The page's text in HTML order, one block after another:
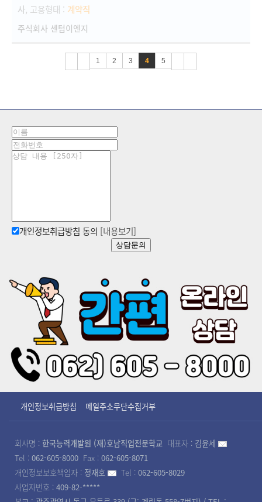
사, 고용형태 : 계약직
주식회사 센텀이엔지
1 2 3 4 5
개인정보취급방침 동의 [내용보기]
상담문의
개인정보취급방침 메일주소무단수집거부
회사명 : 한국능력개발원 (재)호남직업전문학교 대표자 : 김윤세
Tel : 062-605-8000 Fax : 062-605-8071
개인정보보호책임자 : 정재호 Tel : 062-605-8029
사업자번호 : 409-82-*****